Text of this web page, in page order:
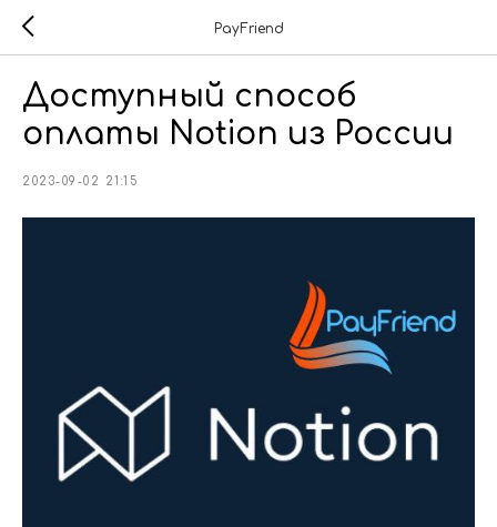
PayFriend
Доступный способ
оплаты Notion из России
2023-09-02 21:15